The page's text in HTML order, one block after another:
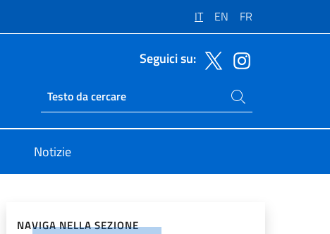
IT EN FR
Seguici su:
Ricerca sito live
Cerca nel sito
Notizie
NAVIGA NELLA SEZIONE